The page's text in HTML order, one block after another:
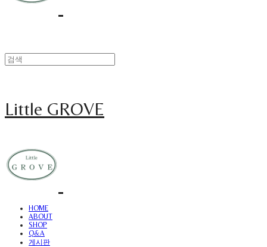
Little GROVE
HOME
ABOUT
SHOP
Q&A
게시판